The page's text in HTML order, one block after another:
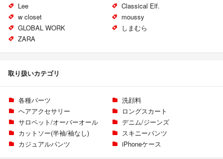
Lee
Classical Elf.
w closet
moussy
GLOBAL WORK
しまむら
ZARA
取り扱いカテゴリ
各種パーツ
洗顔料
ヘアアクセサリー
ロングスカート
サロペット/オーバーオール
デニム/ジーンズ
カットソー(半袖/袖なし)
スキニーパンツ
カジュアルパンツ
iPhoneケース